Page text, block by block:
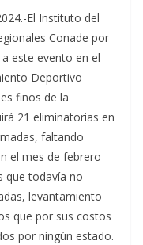
El Instituto del
Conade por
este evento en el
Deportivo
finos de la
21 eliminatorias en
faltando
el mes de febrero
que todavía no
levantamiento
que por sus costos
por ningún estado.